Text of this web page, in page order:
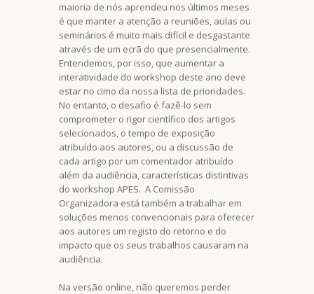
maioria de nós aprendeu nos últimos meses
é que manter a atenção a reuniões, aulas ou
seminários é muito mais difícil e desgastante
através de um ecrã do que presencialmente.
Entendemos, por isso, que aumentar a
interatividade do workshop deste ano deve
estar no cimo da nossa lista de prioridades.
No entanto, o desafio é fazê-lo sem
comprometer o rigor científico dos artigos
selecionados, o tempo de exposição
atribuído aos autores, ou a discussão de
cada artigo por um comentador atribuído
além da audiência, características distintivas
do workshop APES. A Comissão
Organizadora está também a trabalhar em
soluções menos convencionais para oferecer
aos autores um registo do retorno e do
impacto que os seus trabalhos causaram na
audiência.
Na versão online, não queremos perder